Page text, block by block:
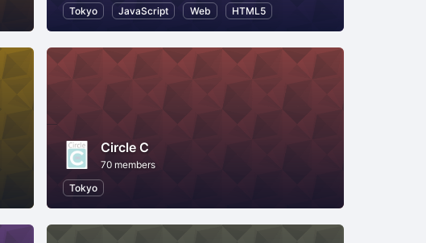
Tokyo
JavaScript Web HTML5
Circle C
70 members
Tokyo